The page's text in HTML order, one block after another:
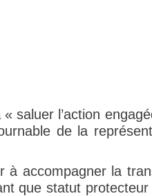
saluer l’action
de la
à accompagner la
que statut protecteur